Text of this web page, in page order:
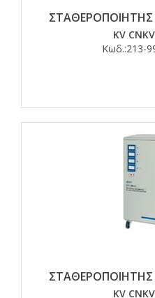
ΣΤΑΘΕΡΟΠΟΙΗΤΗΣ
KV CNKV
Κωδ.:213-
ΣΤΑΘΕΡΟΠΟΙΗΤΗΣ
KV CNKV